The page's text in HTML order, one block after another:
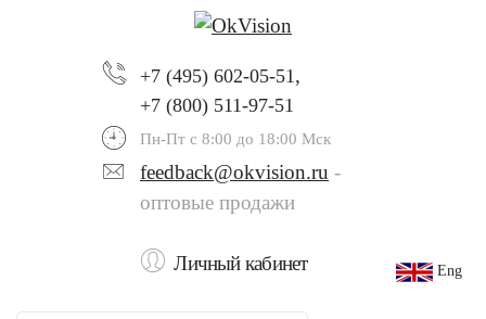
+7 (495) 602-05-51 ,
+7 (800) 511-97-51
Пн-Пт с 8:00 до 18:00 Мск
feedback@okvision.ru -
оптовые продажи
Eng
Личный кабинет